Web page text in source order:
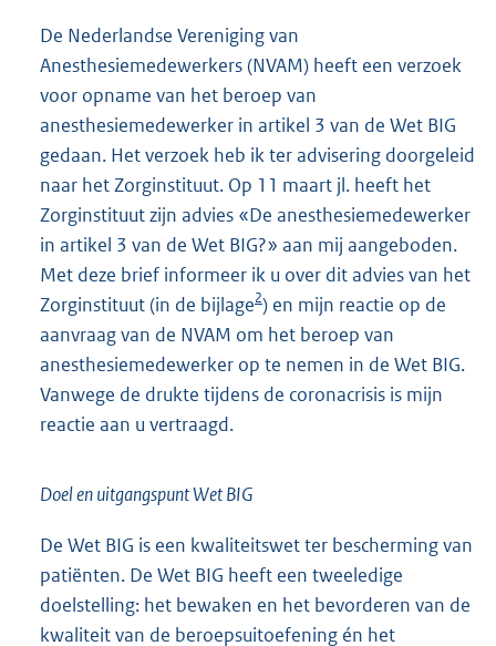
De Nederlandse Vereniging van
Anesthesiemedewerkers (NVAM) heeft een verzoek
voor opname van het beroep van
anesthesiemedewerker in artikel 3 van de Wet BIG
gedaan. Het verzoek heb ik ter advisering doorgeleid
naar het Zorginstituut. Op 11 maart jl. heeft het
Zorginstituut zijn advies «De anesthesiemedewerker
in artikel 3 van de Wet BIG?» aan mij aangeboden.
Met deze brief informeer ik u over dit advies van het
Zorginstituut (in de bijlage2) en mijn reactie op de
aanvraag van de NVAM om het beroep van
anesthesiemedewerker op te nemen in de Wet BIG.
Vanwege de drukte tijdens de coronacrisis is mijn
reactie aan u vertraagd.
Doel en uitgangspunt Wet BIG
De Wet BIG is een kwaliteitswet ter bescherming van
patiënten. De Wet BIG heeft een tweeledige
doelstelling: het bewaken en het bevorderen van de
kwaliteit van de beroepsuitoefening én het